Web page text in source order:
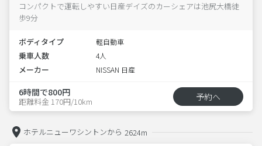
コンパクトで運転しやすい日産デイズのカーシェアは池尻大橋徒
歩9分
ボディタイプ 軽自動車
乗車人数 4人
メーカー NISSAN 日産
6時間で800円
距離料金 170円/10km 予約へ
ホテルニューワシントンから 2624m